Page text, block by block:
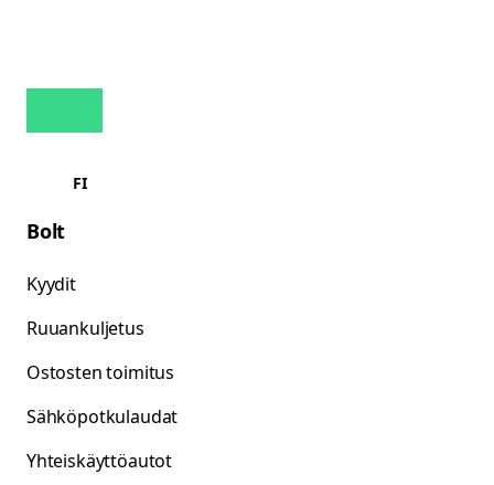
FI
Bolt
Kyydit
Ruuankuljetus
Ostosten toimitus
Sähköpotkulaudat
Yhteiskäyttöautot